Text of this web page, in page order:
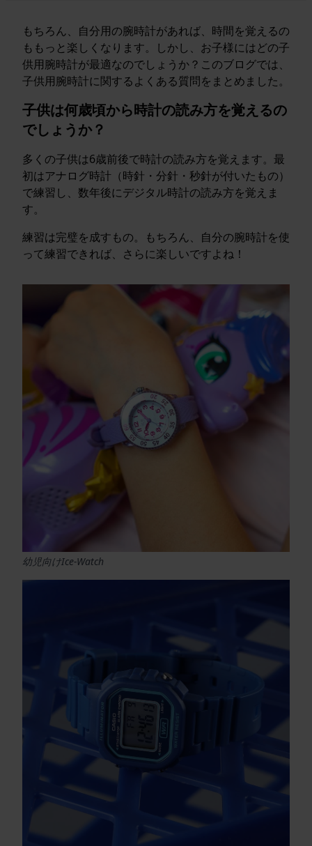
もちろん、自分用の腕時計があれば、時間を覚えるの
ももっと楽しくなります。しかし、お子様にはどの子
供用腕時計が最適なのでしょうか？このブログでは、
子供用腕時計に関するよくある質問をまとめました。
子供は何歳頃から時計の読み方を覚えるの
でしょうか？
多くの子供は6歳前後で時計の読み方を覚えます。最
初はアナログ時計（時針・分針・秒針が付いたもの）
で練習し、数年後にデジタル時計の読み方を覚えま
す。
練習は完璧を成すもの。もちろん、自分の腕時計を使
って練習できれば、さらに楽しいですよね！
幼児向けIce-Watch